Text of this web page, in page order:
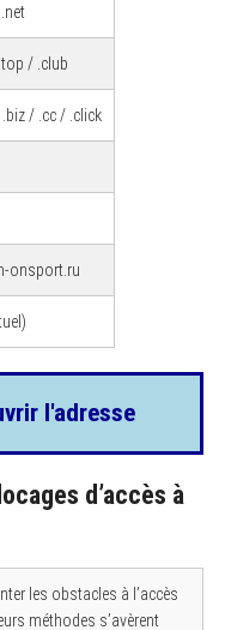
/ .club
/ .cc / .click
onsport.ru
l'adresse
d’accès à
les obstacles à l’accès
méthodes s’avèrent